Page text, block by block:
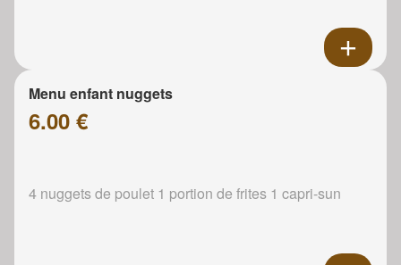
Menu enfant nuggets
6.00 €
4 nuggets de poulet 1 portion de frites 1 capri-sun